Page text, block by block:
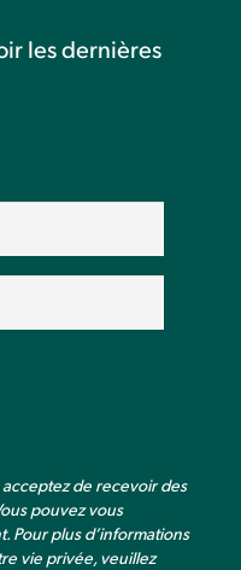
les dernières
de recevoir des
pouvez vous
Pour plus d’informations
vie privée, veuillez